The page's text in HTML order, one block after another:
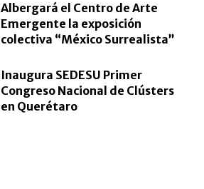
Albergará el Centro de Arte
Emergente la exposición
colectiva “México Surrealista”
Inaugura SEDESU Primer
Congreso Nacional de Clústers
en Querétaro